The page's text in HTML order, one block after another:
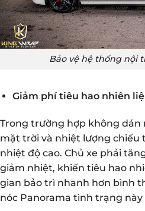
Bảo vệ hệ thống nội
Giảm phí tiêu hao nhiên
Trong trường hợp không dán
mặt trời và nhiệt lượng chiếu
nhiệt độ cao. Chủ xe phải
giảm nhiệt, khiến tiêu hao
gian bảo trì nhanh hơn bình
nóc Panorama tình trạng